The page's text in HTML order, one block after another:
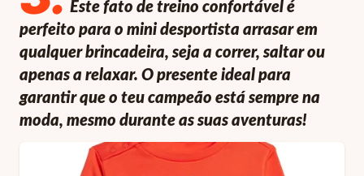
Este fato de treino confortável é
perfeito para o mini desportista arrasar em
qualquer brincadeira, seja a correr, saltar ou
apenas a relaxar. O presente ideal para
garantir que o teu campeão está sempre na
moda, mesmo durante as suas aventuras!